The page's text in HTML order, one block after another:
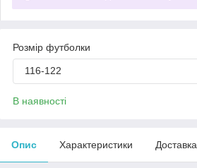
Розмір футболки
116-122
В наявності
Опис Характеристики Доставка